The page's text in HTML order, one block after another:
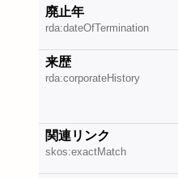
廃止年
rda:dateOfTermination
来歴
rda:corporateHistory
関連リンク
skos:exactMatch